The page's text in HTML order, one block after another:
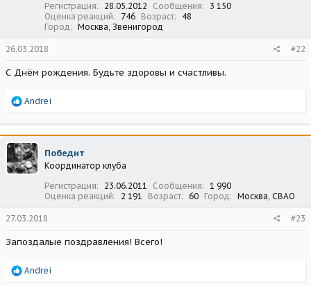
Регистрация 28.05.2012 Сообщения
3 150
Оценка реакций
746 Возраст
48
Город
Москва, Звенигород
26.03.2018 #22
С Днём рождения. Будьте здоровы и счастливы.
Р
а
к
ц
и
и
Andrei
Победит
Координатор клуба
Регистрация
23.06.2011 Сообщения
1 990
Оценка реакций
2 191 Возраст 60 Город Москва, СВАО
27.03.2018 #23
Запоздалые поздравления! Всего!
Р
Andrei